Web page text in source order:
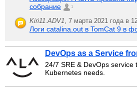
собрание
1
Kiri11.ADV1, 7 марта 2021 года в
Логи catalina.out в TomCat 9 в
DevOps as a Service
24/7 SRE & DevOps service
Kubernetes needs.